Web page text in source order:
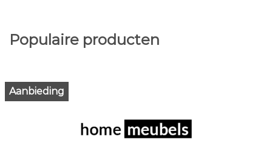
Populaire producten
Aanbieding